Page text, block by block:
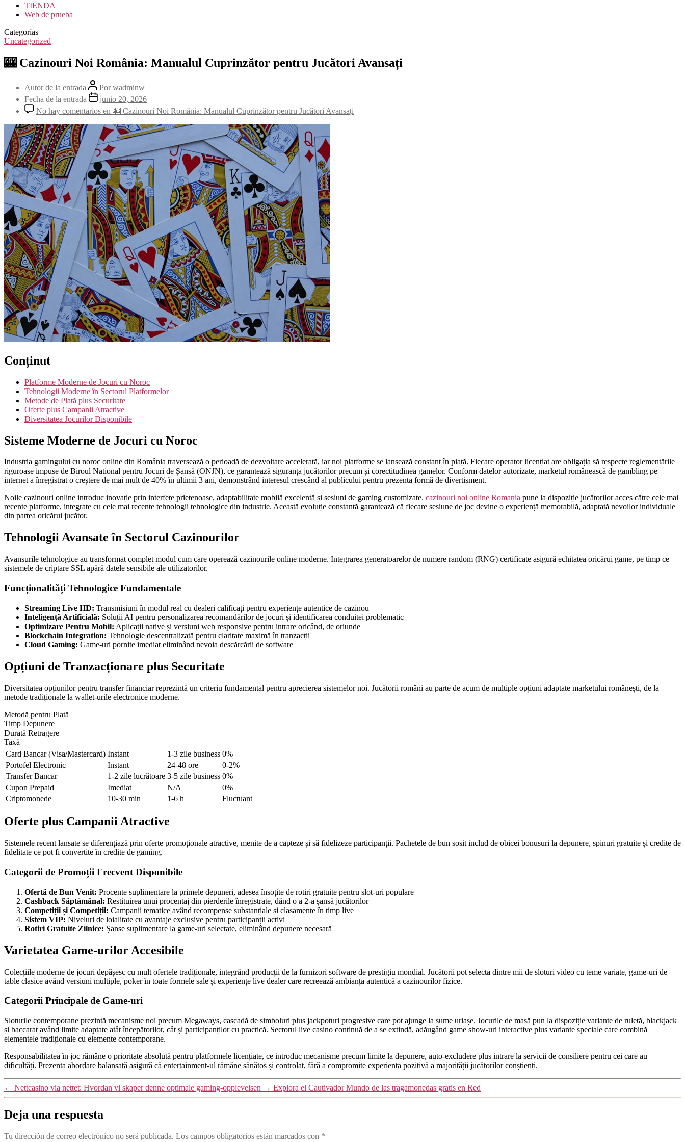
TIENDA
Web de prueba
Categorías
Uncategorized
🎰 Cazinouri Noi România: Manualul Cuprinzător pentru Jucători Avansați
Autor de la entrada Porwadminw
Fecha de la entrada
junio 20, 2026
No hay comentarios en 🎰 Cazinouri Noi România: Manualul Cuprinzător pentru Jucători Avansați
Conținut
Platforme Moderne de Jocuri cu Noroc
Tehnologii Moderne în Sectorul Platformelor
Metode de Plată plus Securitate
Oferte plus Campanii Atractive
Diversitatea Jocurilor Disponibile
Sisteme Moderne de Jocuri cu Noroc
Industria gamingului cu noroc online din România traversează o perioadă de dezvoltare accelerată, iar noi platforme se lansează constant în piață. Fiecare operator licențiat are obligația să respecte reglementările
riguroase impuse de Biroul National pentru Jocuri de Șansă (ONJN), ce garantează siguranța jucătorilor precum și corectitudinea gamelor. Conform datelor autorizate, marketul românească de gambling pe
internet a înregistrat o creștere de mai mult de 40% în ultimii 3 ani, demonstrând interesul crescând al publicului pentru prezenta formă de divertisment.
Noile cazinouri online introduc inovație prin interfețe prietenoase, adaptabilitate mobilă excelentă și sesiuni de gaming customizate. cazinouri noi online Romania pune la dispoziție jucătorilor acces către cele mai
recente platforme, integrate cu cele mai recente tehnologii tehnologice din industrie. Această evoluție constantă garantează că fiecare sesiune de joc devine o experiență memorabilă, adaptată nevoilor individuale
din partea oricărui jucător.
Tehnologii Avansate în Sectorul Cazinourilor
Avansurile tehnologice au transformat complet modul cum care operează cazinourile online moderne. Integrarea generatoarelor de numere random (RNG) certificate asigură echitatea oricărui game, pe timp ce
sistemele de criptare SSL apără datele sensibile ale utilizatorilor.
Funcționalități Tehnologice Fundamentale
Streaming Live HD: Transmisiuni în modul real cu dealeri calificați pentru experiențe autentice de cazinou
Inteligență Artificială: Soluții AI pentru personalizarea recomandărilor de jocuri și identificarea conduitei problematic
Optimizare Pentru Mobil: Aplicații native și versiuni web responsive pentru intrare oricând, de oriunde
Blockchain Integration: Tehnologie descentralizată pentru claritate maximă în tranzacții
Cloud Gaming: Game-uri pornite imediat eliminând nevoia descărcării de software
Opțiuni de Tranzacționare plus Securitate
Diversitatea opțiunilor pentru transfer financiar reprezintă un criteriu fundamental pentru aprecierea sistemelor noi. Jucătorii români au parte de acum de multiple opțiuni adaptate marketului românești, de la
metode tradiționale la wallet-urile electronice moderne.
Metodă pentru Plată
Timp Depunere
Durată Retragere
Taxă
Card Bancar (Visa/Mastercard) Instant 1-3 zile business 0%
Portofel Electronic
Instant 24-48 ore
0-2%
Transfer Bancar
1-2 zile lucrătoare 3-5 zile business 0%
Cupon Prepaid
Imediat N/A
0%
Criptomonede
10-30 min 1-6 h Fluctuant
Oferte plus Campanii Atractive
Sistemele recent lansate se diferențiază prin oferte promoționale atractive, menite de a capteze și să fidelizeze participanții. Pachetele de bun sosit includ de obicei bonusuri la depunere, spinuri gratuite și credite de
fidelitate ce pot fi convertite în credite de gaming.
Categorii de Promoții Frecvent Disponibile
Ofertă de Bun Venit: Procente suplimentare la primele depuneri, adesea însoțite de rotiri gratuite pentru slot-uri populare
Cashback Săptămânal: Restituirea unui procentaj din pierderile înregistrate, dând o a 2-a șansă jucătorilor
Competiții și Competiții: Campanii tematice având recompense substanțiale și clasamente în timp live
Sistem VIP: Niveluri de loialitate cu avantaje exclusive pentru participanții activi
Rotiri Gratuite Zilnice: Șanse suplimentare la game-uri selectate, eliminând depunere necesară
Varietatea Game-urilor Accesibile
Colecțiile moderne de jocuri depășesc cu mult ofertele tradiționale, integrând producții de la furnizori software de prestigiu mondial. Jucătorii pot selecta dintre mii de sloturi video cu teme variate, game-uri de
table clasice având versiuni multiple, poker în toate formele sale și experiențe live dealer care recreează ambianța autentică a cazinourilor fizice.
Categorii Principale de Game-uri
Sloturile contemporane prezintă mecanisme noi precum Megaways, cascadă de simboluri plus jackpoturi progresive care pot ajunge la sume uriașe. Jocurile de masă pun la dispoziție variante de ruletă, blackjack
și baccarat având limite adaptate atât începătorilor, cât și participanților cu practică. Sectorul live casino continuă de a se extindă, adăugând game show-uri interactive plus variante speciale care combină
elementele tradiționale cu elemente contemporane.
Responsabilitatea în joc rămâne o prioritate absolută pentru platformele licențiate, ce introduc mecanisme precum limite la depunere, auto-excludere plus intrare la servicii de consiliere pentru cei care au
dificultăți. Prezenta abordare balansată asigură că entertainment-ul rămâne sănătos și controlat, fără a compromite experiența pozitivă a majorității jucătorilor conștienți.
← Nettcasino via nettet: Hvordan vi skaper denne optimale gaming-opplevelsen → Explora el Cautivador Mundo de las tragamonedas gratis en Red
Deja una respuesta
Tu dirección de correo electrónico no será publicada. Los campos obligatorios están marcados con *